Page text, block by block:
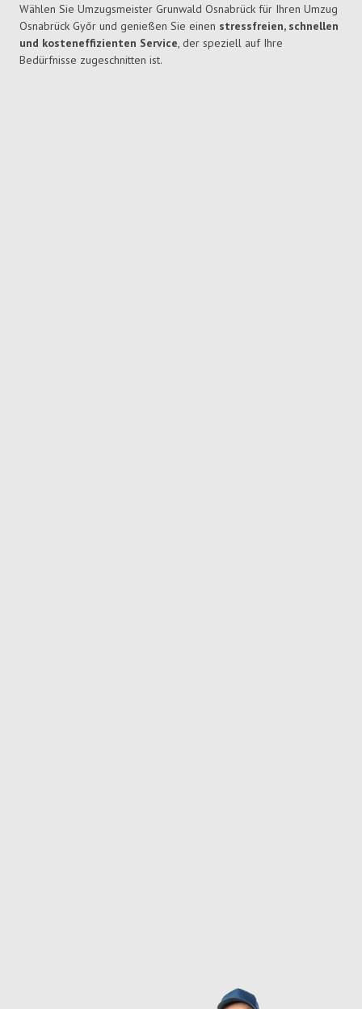
Wählen Sie Umzugsmeister Grunwald Osnabrück für Ihren Umzug
Osnabrück Győr und genießen Sie einen stressfreien, schnellen
und kosteneffizienten Service, der speziell auf Ihre
Bedürfnisse zugeschnitten ist.